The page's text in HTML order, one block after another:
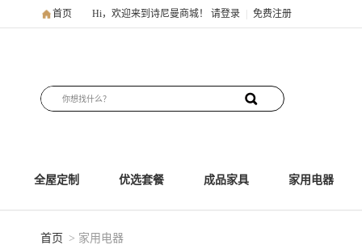
首页 Hi，欢迎来到诗尼曼商城！ 请登录 免费注册
全屋定制 优选套餐 成品家具 家用电器
首页 > 家用电器